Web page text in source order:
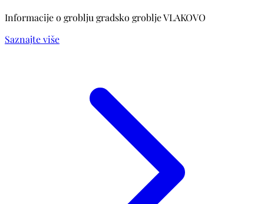
Informacije o groblju gradsko groblje VLAKOVO
Saznajte više